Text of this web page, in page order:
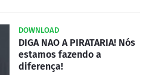
DOWNLOAD
DIGA NAO A PIRATARIA! Nós
estamos fazendo a
diferença!